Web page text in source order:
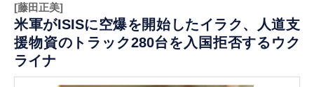
[藤田正美]
米軍がISISに空爆を開始したイラク、人道支
援物資のトラック280台を入国拒否するウク
ライナ